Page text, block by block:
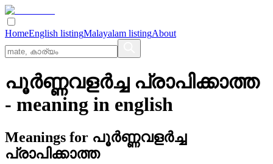
HomeEnglish listingMalayalam listingAbout
പൂര്‍ണ്ണവളര്‍ച്ച പ്രാപിക്കാത്ത
- meaning in english
Meanings for പൂര്‍ണ്ണവളര്‍ച്ച
പ്രാപിക്കാത്ത